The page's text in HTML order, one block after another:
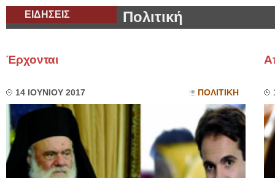
ΕΙΔΗΣΕΙΣ Πολιτική
Έρχονται
14 ΙΟΥΝΙΟΥ 2017 ΠΟΛΙΤΙΚΗ